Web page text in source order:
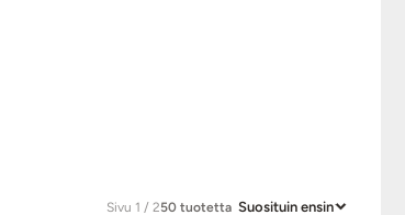
Sivu 1 / 250 tuotetta Suosituin ensin